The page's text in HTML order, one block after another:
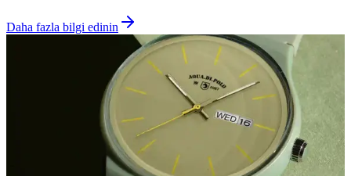
Daha fazla bilgi edinin